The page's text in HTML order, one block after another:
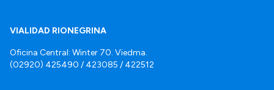
VIALIDAD RIONEGRINA
Oficina Central: Winter 70. Viedma.
(02920) 425490 / 423085 / 422512